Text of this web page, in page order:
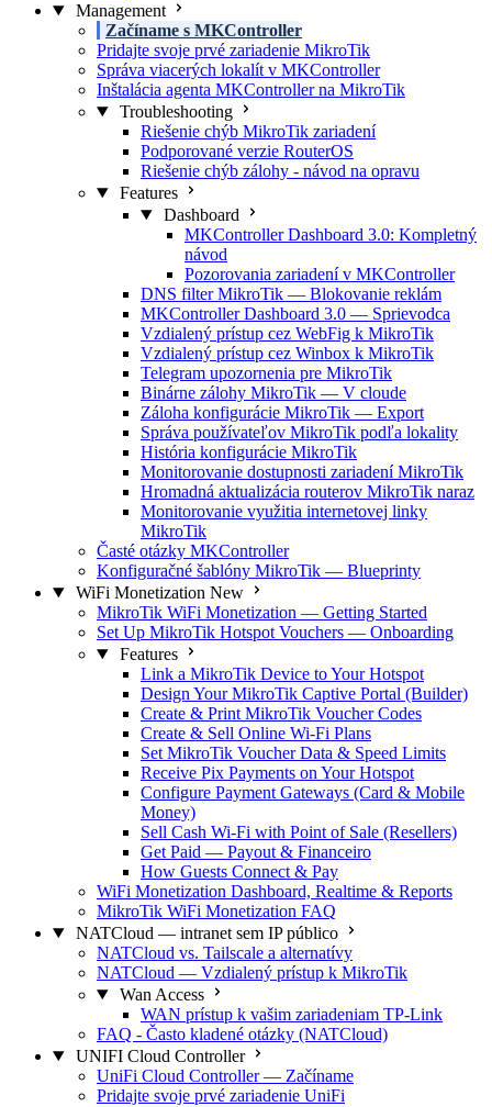
Management
Začíname s MKController
Pridajte svoje prvé zariadenie MikroTik
Správa viacerých lokalít v MKController
Inštalácia agenta MKController na MikroTik
Troubleshooting
Riešenie chýb MikroTik zariadení
Podporované verzie RouterOS
Riešenie chýb zálohy - návod na opravu
Features
Dashboard
MKController Dashboard 3.0: Kompletný
návod
Pozorovania zariadení v MKController
DNS filter MikroTik — Blokovanie reklám
MKController Dashboard 3.0 — Sprievodca
Vzdialený prístup cez WebFig k MikroTik
Vzdialený prístup cez Winbox k MikroTik
Telegram upozornenia pre MikroTik
Binárne zálohy MikroTik — V cloude
Záloha konfigurácie MikroTik — Export
Správa používateľov MikroTik podľa lokality
História konfigurácie MikroTik
Monitorovanie dostupnosti zariadení MikroTik
Hromadná aktualizácia routerov MikroTik naraz
Monitorovanie využitia internetovej linky
MikroTik
Časté otázky MKController
Konfiguračné šablóny MikroTik — Blueprinty
WiFi Monetization New
MikroTik WiFi Monetization — Getting Started
Set Up MikroTik Hotspot Vouchers — Onboarding
Features
Link a MikroTik Device to Your Hotspot
Design Your MikroTik Captive Portal (Builder)
Create & Print MikroTik Voucher Codes
Create & Sell Online Wi-Fi Plans
Set MikroTik Voucher Data & Speed Limits
Receive Pix Payments on Your Hotspot
Configure Payment Gateways (Card & Mobile
Money)
Sell Cash Wi-Fi with Point of Sale (Resellers)
Get Paid — Payout & Financeiro
How Guests Connect & Pay
WiFi Monetization Dashboard, Realtime & Reports
MikroTik WiFi Monetization FAQ
NATCloud — intranet sem IP público
NATCloud vs. Tailscale a alternatívy
NATCloud — Vzdialený prístup k MikroTik
Wan Access
WAN prístup k vašim zariadeniam TP-Link
FAQ - Často kladené otázky (NATCloud)
UNIFI Cloud Controller
UniFi Cloud Controller — Začíname
Pridajte svoje prvé zariadenie UniFi